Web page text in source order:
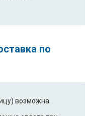
по
возможна